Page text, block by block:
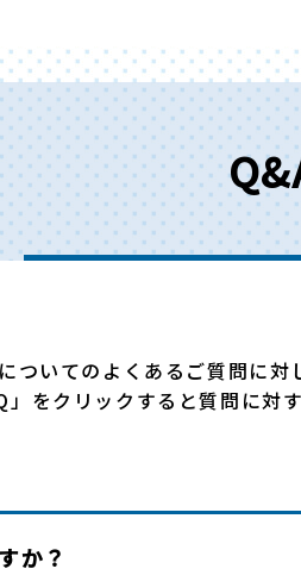
ついてのよくあるご質問に対
Q」をクリックすると質問に対
か？